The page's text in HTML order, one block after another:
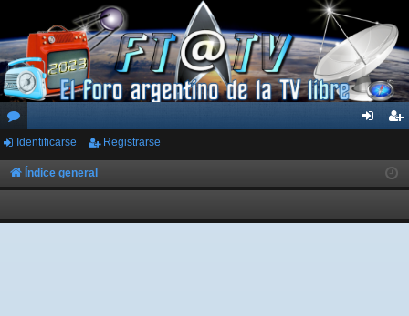
or
os
ar
ist
rs
Identificarse Registrarse
Índice general